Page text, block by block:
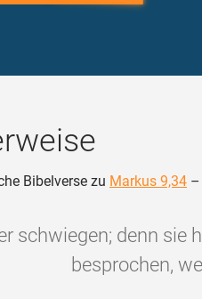
Bibelverse zu Markus 9,34 –
schwiegen; denn
besprochen,